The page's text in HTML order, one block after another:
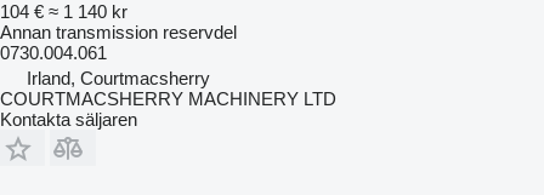
104 € ≈ 1 140 kr
Annan transmission reservdel
0730.004.061
Irland, Courtmacsherry
COURTMACSHERRY MACHINERY LTD
Kontakta säljaren